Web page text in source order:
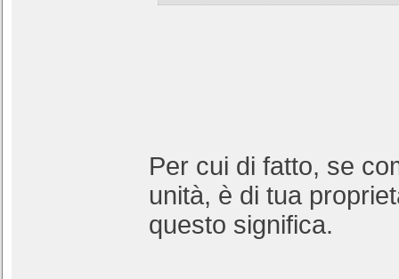
Per cui di fatto, se
unità, è di tua
questo significa.